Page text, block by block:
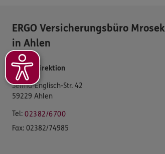
ERGO Versicherungsbüro Mrosek
in Ahlen
Bezirksdirektion
Selma-Englisch-Str. 42
59229 Ahlen
Tel: 02382/6700
Fax: 02382/74985